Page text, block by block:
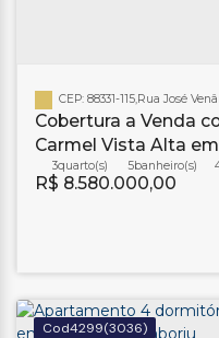
Cobertura a Venda
Carmel Vista Alta
R$ 8.580.000,00
CEP: 88331-115,Rua José
3 5banheiro(s)
4299(3036)